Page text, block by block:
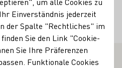
Deutschland
Einverständnis jederzeit
der Spalte "Rechtliches" im
Sie den Link "Cookie-
Sie Ihre Präferenzen
Funktionale Cookies